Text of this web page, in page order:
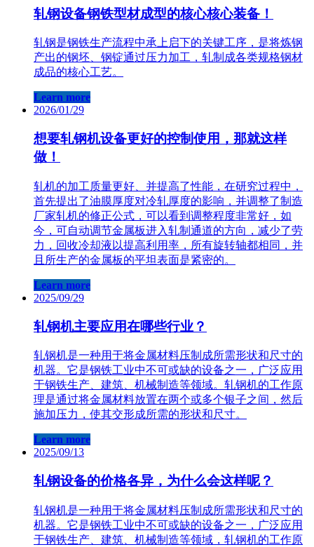
轧钢设备钢铁型材成型的核心核心装备！
轧钢是钢铁生产流程中承上启下的关键工序，是将炼钢
产出的钢坯、钢锭通过压力加工，轧制成各类规格钢材
成品的核心工艺。
Learn more
2026/01/29
想要轧钢机设备更好的控制使用，那就这样
做！
轧机的加工质量更好、并提高了性能，在研究过程中，
首先提出了油膜厚度对冷轧厚度的影响，并调整了制造
厂家轧机的修正公式，可以看到调整程度非常好，如
今，可自动调节金属板进入轧制通道的方向，减少了劳
力，回收冷却液以提高利用率，所有旋转轴都相同，并
且所生产的金属板的平坦表面是紧密的。
Learn more
2025/09/29
轧钢机主要应用在哪些行业？
轧钢机是一种用于将金属材料压制成所需形状和尺寸的
机器。它是钢铁工业中不可或缺的设备之一，广泛应用
于钢铁生产、建筑、机械制造等领域。轧钢机的工作原
理是通过将金属材料放置在两个或多个银子之间，然后
施加压力，使其交形成所需的形状和尺寸。
Learn more
2025/09/13
轧钢设备的价格各异，为什么会这样呢？
轧钢机是一种用于将金属材料压制成所需形状和尺寸的
机器。它是钢铁工业中不可或缺的设备之一，广泛应用
于钢铁生产、建筑、机械制造等领域，轧钢机的工作原